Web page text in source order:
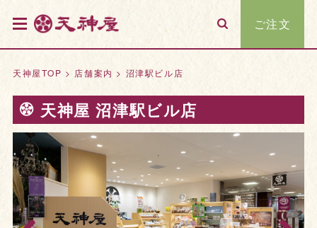
ご注文
天神屋TOP > 店舗案内 > 沼津駅ビル店
天神屋 沼津駅ビル店